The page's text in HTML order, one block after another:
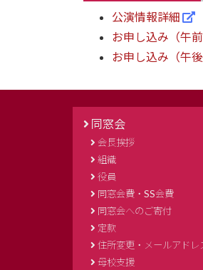
公演情報詳細
お申し込み（午
お申し込み（午
同窓会
会長挨拶
組織
役員
同窓会費・SS会費
同窓会へのご寄付
定款
住所変更・メールアドレ
母校支援